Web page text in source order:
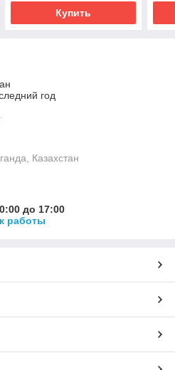
Купить
год
Казахстан
до 17:00
работы